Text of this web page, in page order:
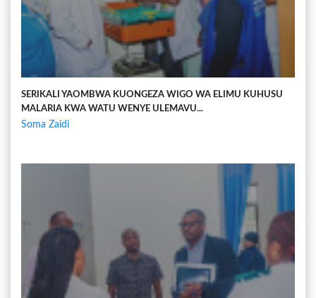
SERIKALI YAOMBWA KUONGEZA WIGO WA ELIMU KUHUSU
MALARIA KWA WATU WENYE ULEMAVU...
Soma Zaidi